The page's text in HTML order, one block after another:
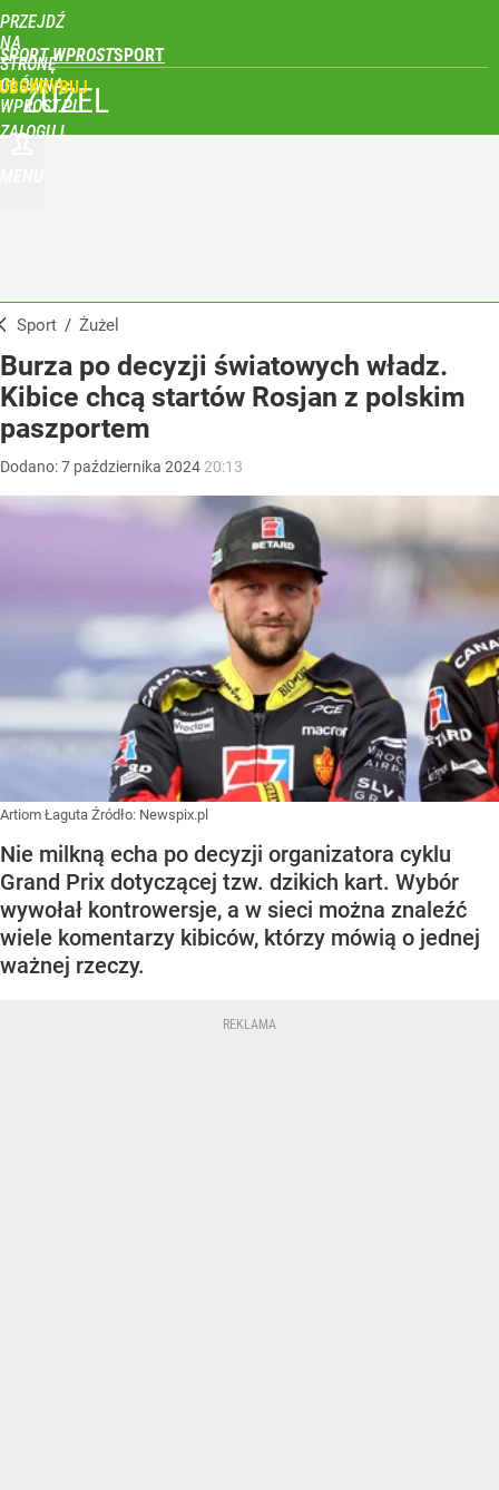
PRZEJDŹ
NA
STRONĘ
GŁÓWNĄ
WPROST.PL
SPORT WPROST
ZALOGUJ
ŻUŻEL
Sport / Żużel
Burza po decyzji światowych władz.
Kibice chcą startów Rosjan z polskim
paszportem
Dodano:7 października 2024 20:13
Artiom Łaguta Źródło: Newspix.pl
Nie milkną echa po decyzji organizatora cyklu
Grand Prix dotyczącej tzw. dzikich kart. Wybór
wywołał kontrowersje, a w sieci można znaleźć
wiele komentarzy kibiców, którzy mówią o jednej
ważnej rzeczy.